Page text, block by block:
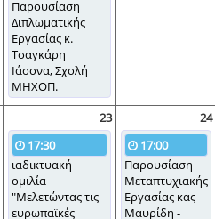
Παρουσίαση
Διπλωματικής
Εργασίας κ.
Τσαγκάρη
Ιάσονα, Σχολή
ΜΗΧΟΠ.
23
24
17:30
ιαδικτυακή
ομιλία
"Μελετώντας τις
ευρωπαϊκές
17:00
Παρουσίαση
Μεταπτυχιακής
Εργασίας κας
Μαυρίδη -